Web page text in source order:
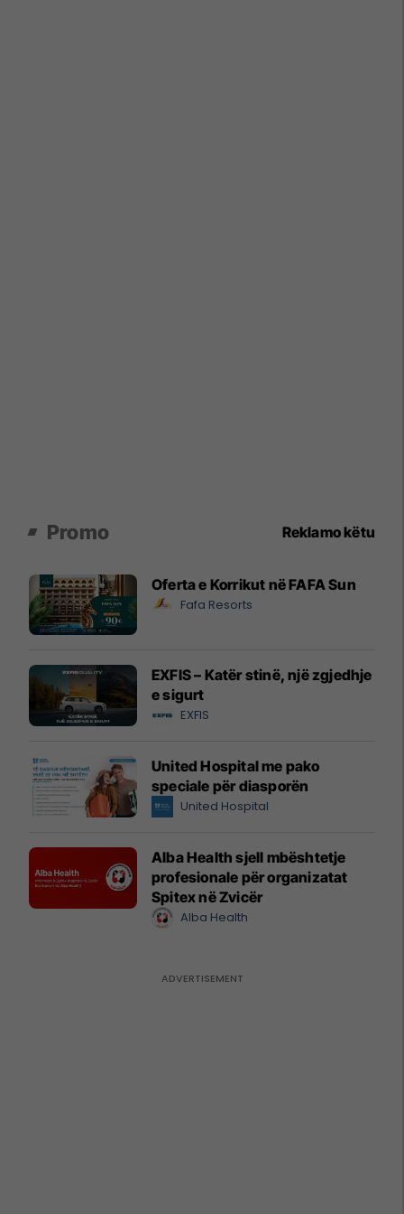
Promo Reklamo këtu
Oferta e Korrikut në FAFA Sun
Fafa Resorts
EXFIS – Katër stinë, një zgjedhje
e sigurt
EXFIS
United Hospital me pako
speciale për diasporën
United Hospital
Alba Health sjell mbështetje
profesionale për organizatat
Spitex në Zvicër
Alba Health